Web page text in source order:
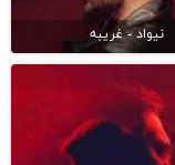
نیواد - غریبه